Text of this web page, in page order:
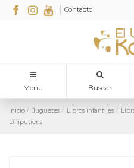
Contacto
Menu Buscar
Inicio Juguetes Libros infantiles
Lilliputiens